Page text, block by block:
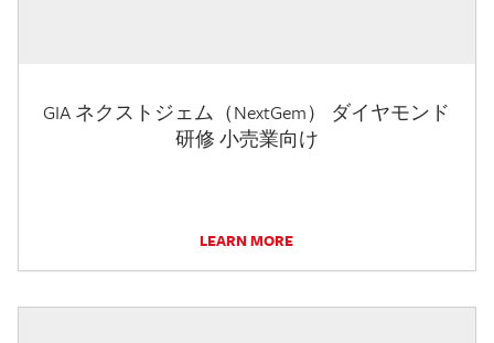
GIA ネクストジェム（NextGem） ダイヤモンド
研修 小売業向け
LEARN MORE